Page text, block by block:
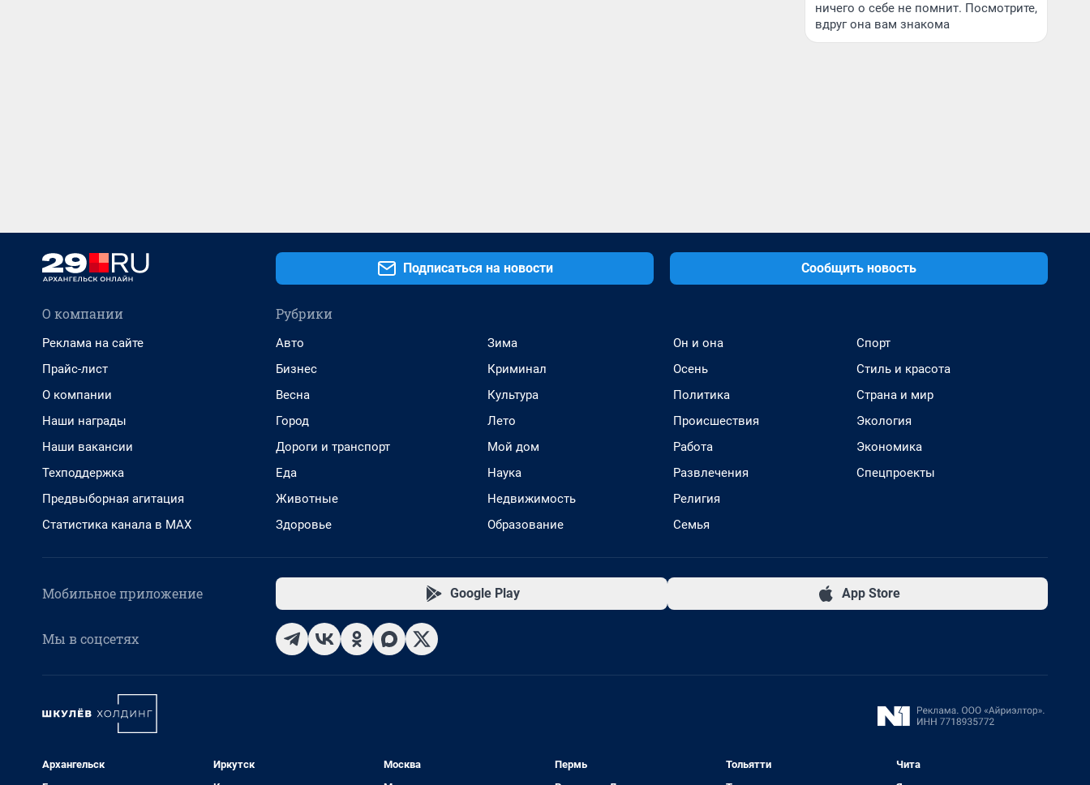
ничего о себе не помнит. Посмотрите,
вдруг она вам знакома
Подписаться на новости Сообщить новость
О компании
Реклама на сайте
Прайс-лист
О компании
Наши награды
Наши вакансии
Техподдержка
Предвыборная агитация
Статистика канала в MAX
Рубрики
Авто
Бизнес
Весна
Город
Дороги и транспорт
Еда
Животные
Здоровье
Зима
Криминал
Культура
Лето
Мой дом
Наука
Недвижимость
Образование
Он и она
Осень
Политика
Происшествия
Работа
Развлечения
Религия
Семья
Спорт
Стиль и красота
Страна и мир
Экология
Экономика
Спецпроекты
Мобильное приложение Google Play App Store
Мы в соцсетях
Архангельск
Иркутск
Москва
Пермь
Тольятти
Чита